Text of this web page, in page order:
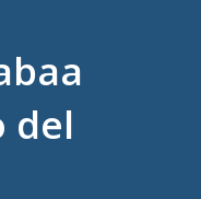
del